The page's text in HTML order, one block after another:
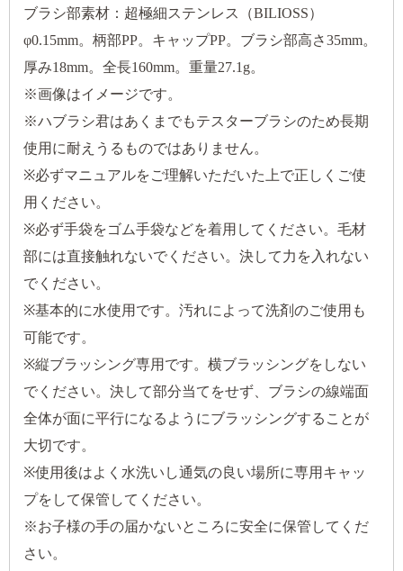
ブラシ部素材：超極細ステンレス（BILIOSS）
φ0.15mm。柄部PP。キャップPP。ブラシ部高さ35mm。
厚み18mm。全長160mm。重量27.1g。
※画像はイメージです。
※ハブラシ君はあくまでもテスターブラシのため長期
使用に耐えうるものではありません。
※必ずマニュアルをご理解いただいた上で正しくご使
用ください。
※必ず手袋をゴム手袋などを着用してください。毛材
部には直接触れないでください。決して力を入れない
でください。
※基本的に水使用です。汚れによって洗剤のご使用も
可能です。
※縦ブラッシング専用です。横ブラッシングをしない
でください。決して部分当てをせず、ブラシの線端面
全体が面に平行になるようにブラッシングすることが
大切です。
※使用後はよく水洗いし通気の良い場所に専用キャッ
プをして保管してください。
※お子様の手の届かないところに安全に保管してくだ
さい。